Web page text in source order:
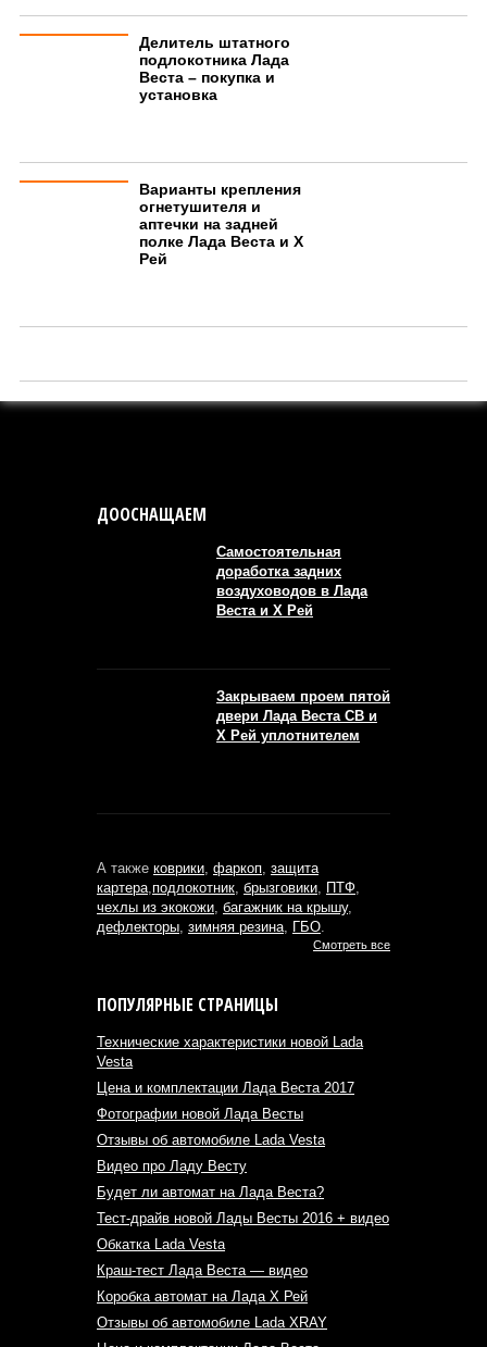
Делитель штатного
подлокотника Лада
Веста – покупка и
установка
Варианты крепления
огнетушителя и
аптечки на задней
полке Лада Веста и Х
Рей
ДООСНАЩАЕМ
Самостоятельная
доработка задних
воздуховодов в Лада
Веста и Х Рей
Закрываем проем пятой
двери Лада Веста СВ и
Х Рей уплотнителем
А также коврики фаркоп защита
картера подлокотник брызговики ПТФ
чехлы из экокожи багажник на крышу,
дефлекторы зимняя резина ГБО
Смотреть все
ПОПУЛЯРНЫЕ СТРАНИЦЫ
Технические характеристики новой Lada
Vesta
Цена и комплектации Лада Веста 2017
Фотографии новой Лада Весты
Отзывы об автомобиле Lada Vesta
Видео про Ладу Весту
Будет ли автомат на Лада Веста?
Тест-драйв новой Лады Весты 2016 + видео
Обкатка Lada Vesta
Краш-тест Лада Веста — видео
Коробка автомат на Лада Х Рей
Отзывы об автомобиле Lada XRAY